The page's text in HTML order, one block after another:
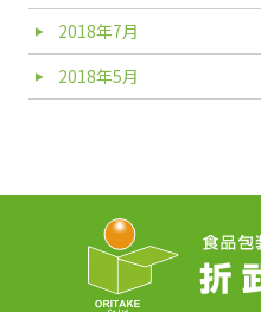
2018年7月
2018年5月